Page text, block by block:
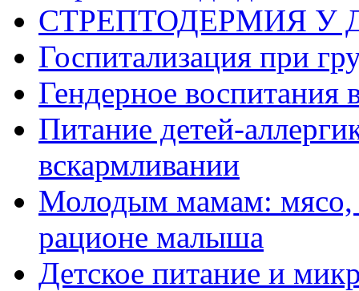
СТРЕПТОДЕРМИЯ У
Госпитализация при
Гендерное воспитания
Питание детей-
вскармливании
Молодым мамам: мясо,
рационе малыша
Детское питание и